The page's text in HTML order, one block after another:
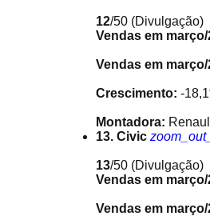
12/50 (Divulgação)
Vendas em março/
Vendas em março/
Crescimento: -
Montadora:
13. Civic
13/50 (Divulgação)
Vendas em março/
Vendas em março/